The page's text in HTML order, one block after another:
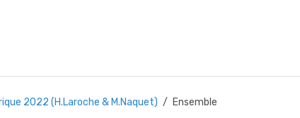
2022 (H.Laroche & M.Naquet) Ensemble